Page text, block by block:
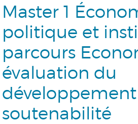
Master 1
politique et
parcours
évaluation du
soutenabilité